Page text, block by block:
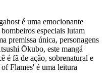
é uma emocionante
especiais lutam
premissa única, personagens
Ōkubo, este mangá
é fã de ação, sobrenatural e
Flames' é uma leitura